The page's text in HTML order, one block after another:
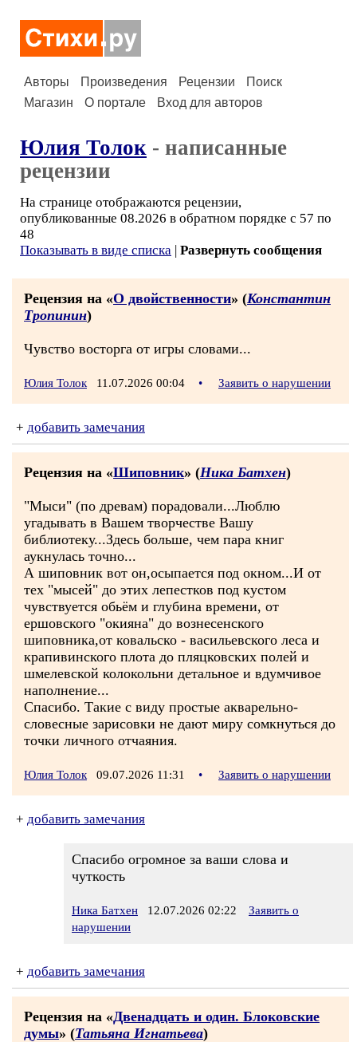
Авторы Произведения Рецензии
Поиск
Магазин
О портале Вход для авторов
Юлия Толок - написанные
рецензии
На странице отображаются рецензии,
опубликованные 08.2026 в обратном порядке с 57 по
48
Показывать в виде списка | Развернуть сообщения
Рецензия на «О двойственности» (Константин
Тропинин)
Чувство восторга от игры словами...
Юлия Толок 11.07.2026 00:04 • Заявить о нарушении
+ добавить замечания
Рецензия на «Шиповник» (Ника Батхен)
"Мыси" (по древам) порадовали...Люблю
угадывать в Вашем творчестве Вашу
библиотеку...Здесь больше, чем пара книг
аукнулась точно...
А шиповник вот он,осыпается под окном...И от
тех "мысей" до этих лепестков под кустом
чувствуется обьём и глубина времени, от
ершовского "окияна" до вознесенского
шиповника,от ковальско - васильевского леса и
крапивинского плота до пляцковских полей и
шмелевской колокольни детальное и вдумчивое
наполнение...
Спасибо. Такие с виду простые акварельно-
словесные зарисовки не дают миру сомкнуться до
точки личного отчаяния.
Юлия Толок 09.07.2026 11:31 • Заявить о нарушении
+ добавить замечания
Спасибо огромное за ваши слова и
чуткость
Ника Батхен 12.07.2026 02:22
Заявить о
нарушении
+ добавить замечания
Рецензия на «Двенадцать и один. Блоковские
думы» (Татьяна Игнатьева)